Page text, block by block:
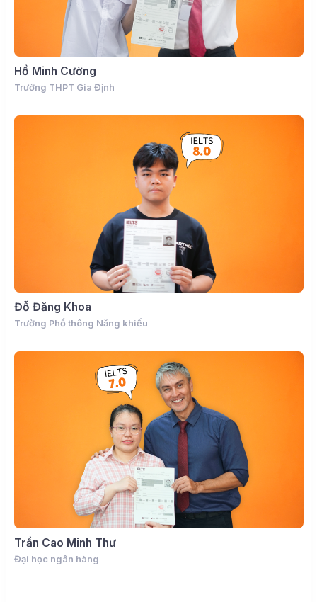
Hồ Minh Cường
Trường THPT Gia Định
Đỗ Đăng Khoa
Trường Phổ thông Năng khiếu
Trần Cao Minh Thư
Đại học ngân hàng